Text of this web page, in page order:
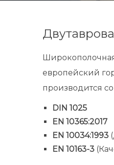
европейский
производится
DIN 1025
EN 10365:2017
EN 10034:1993
EN 10163-3